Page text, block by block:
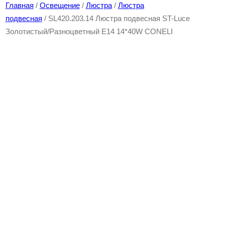
Главная / Освещение/ Люстра/ Люстра
подвесная / SL420.203.14 Люстра подвесная ST-Luce
Золотистый/Разноцветный E14 14*40W CONELI